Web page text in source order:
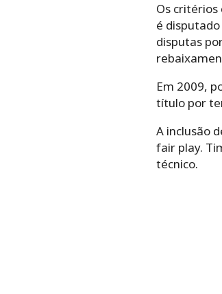
Os
é
disputas
Em 2009,
título por
A inclusão
fair play.
técnico.